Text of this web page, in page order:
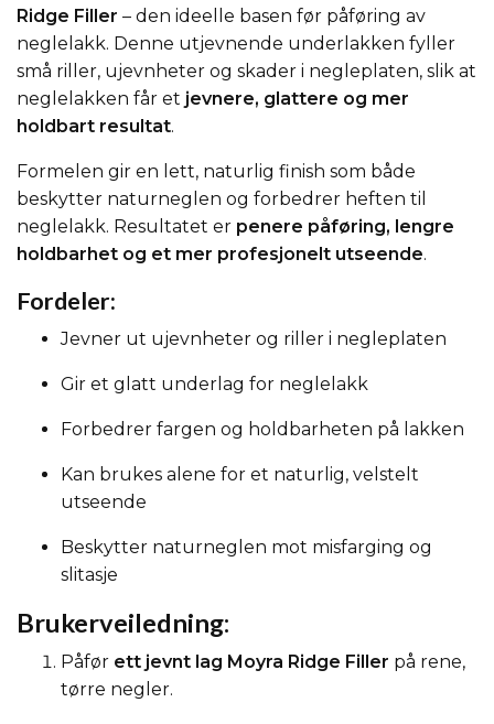
Ridge Filler – den ideelle basen før påføring av
neglelakk. Denne utjevnende underlakken fyller
små riller, ujevnheter og skader i negleplaten, slik at
neglelakken får et jevnere, glattere og mer
holdbart resultat.
Formelen gir en lett, naturlig finish som både
beskytter naturneglen og forbedrer heften til
neglelakk. Resultatet er penere påføring, lengre
holdbarhet og et mer profesjonelt utseende.
Fordeler:
Jevner ut ujevnheter og riller i negleplaten
Gir et glatt underlag for neglelakk
Forbedrer fargen og holdbarheten på lakken
Kan brukes alene for et naturlig, velstelt
utseende
Beskytter naturneglen mot misfarging og
slitasje
Brukerveiledning:
Påfør ett jevnt lag Moyra Ridge Filler på rene,
tørre negler.